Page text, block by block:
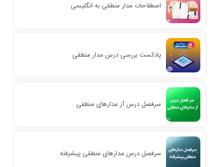
اصطلاحات مدار منطقی به انگلیسی
پادکست بررسی درس مدار منطقی
سرفصل درس آز مدارهای منطقی
سرفصل درس مدارهای منطقی پیشرفته